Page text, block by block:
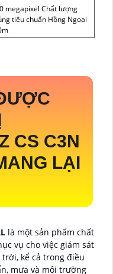
megapixel Chất lượng
tiêu chuẩn Hồng Ngoại
CS C3N
LẠI
là một sản phẩm chất
vụ cho việc giám sát
kể cả trong điều
mưa và môi trường